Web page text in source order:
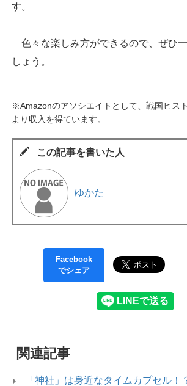
す。
色々な楽しみ方ができるので、ぜひ
しょう。
※Amazonのアソシエイトとして、戦国ヒス
より収入を得ています。
この記事を書いた人
ゆかた
Facebook
でシェア
関連記事
「神社」は身近なタイムカプセル！